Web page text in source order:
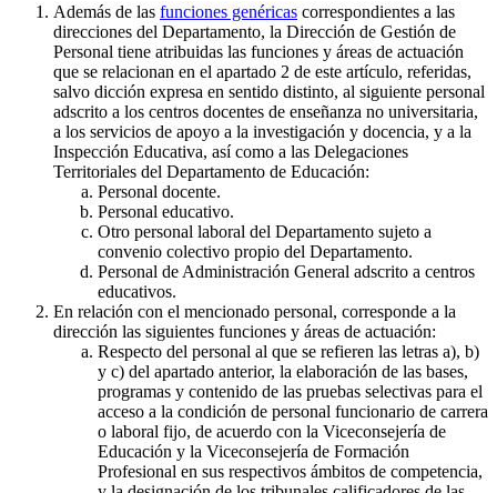
Además de las funciones genéricas correspondientes a las
direcciones del Departamento, la Dirección de Gestión de
Personal tiene atribuidas las funciones y áreas de actuación
que se relacionan en el apartado 2 de este artículo, referidas,
salvo dicción expresa en sentido distinto, al siguiente personal
adscrito a los centros docentes de enseñanza no universitaria,
a los servicios de apoyo a la investigación y docencia, y a la
Inspección Educativa, así como a las Delegaciones
Territoriales del Departamento de Educación:
Personal docente.
Personal educativo.
Otro personal laboral del Departamento sujeto a
convenio colectivo propio del Departamento.
Personal de Administración General adscrito a centros
educativos.
En relación con el mencionado personal, corresponde a la
dirección las siguientes funciones y áreas de actuación:
Respecto del personal al que se refieren las letras a), b)
y c) del apartado anterior, la elaboración de las bases,
programas y contenido de las pruebas selectivas para el
acceso a la condición de personal funcionario de carrera
o laboral fijo, de acuerdo con la Viceconsejería de
Educación y la Viceconsejería de Formación
Profesional en sus respectivos ámbitos de competencia,